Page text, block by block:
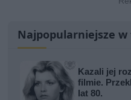
Najpopularniejsze
Kazali jej
filmie.
lat 80.